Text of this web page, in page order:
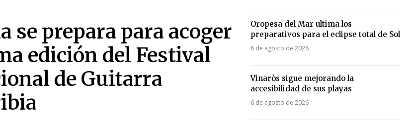
se prepara para acoger
edición del Festival
de Guitarra
Oropesa del Mar ultima los
preparativos para el eclipse total de Sol
6 de agosto de 2026
Vinaròs sigue mejorando la
accesibilidad de sus playas
6 de agosto de 2026